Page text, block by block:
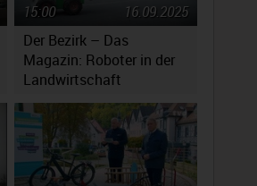
Der Bezirk – Das
Magazin: Roboter in der
Landwirtschaft
16.09.2025
15:00